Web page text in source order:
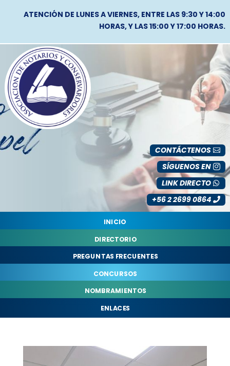
ATENCIÓN DE LUNES A VIERNES, ENTRE LAS 9:30 Y 14:00
HORAS, Y LAS 15:00 Y 17:00 HORAS.
CONTÁCTENOS
SÍGUENOS EN
LINK DIRECTO
+56 2 2699 0864
INICIO
DIRECTORIO
PREGUNTAS FRECUENTES
CONCURSOS
NOMBRAMIENTOS
ENLACES